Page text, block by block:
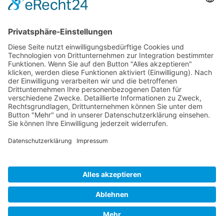
ZURÜCK
So erreichen Sie uns:
Benjamin Hezinger
Tel.: +49 171 1789947